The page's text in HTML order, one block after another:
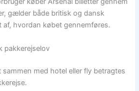
gælder både britisk og dansk
hvordan købet gennemføres.
pakkerejselov
sammen med hotel eller fly betragtes